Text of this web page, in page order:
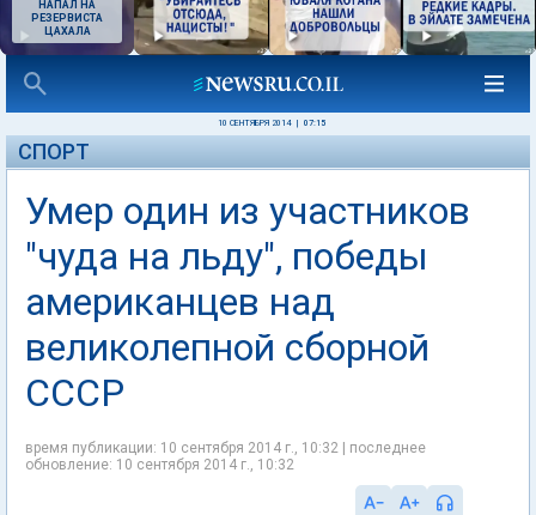
НАПАЛ НА
РЕЗЕРВИСТА
ЦАХАЛА
10 СЕНТЯБРЯ 2014 07:15
СПОРТ
Умер один из участников
"чуда на льду", победы
американцев над
великолепной сборной
СССР
время публикации: 10 сентября 2014 г., 10:32 | последнее
обновление: 10 сентября 2014 г., 10:32